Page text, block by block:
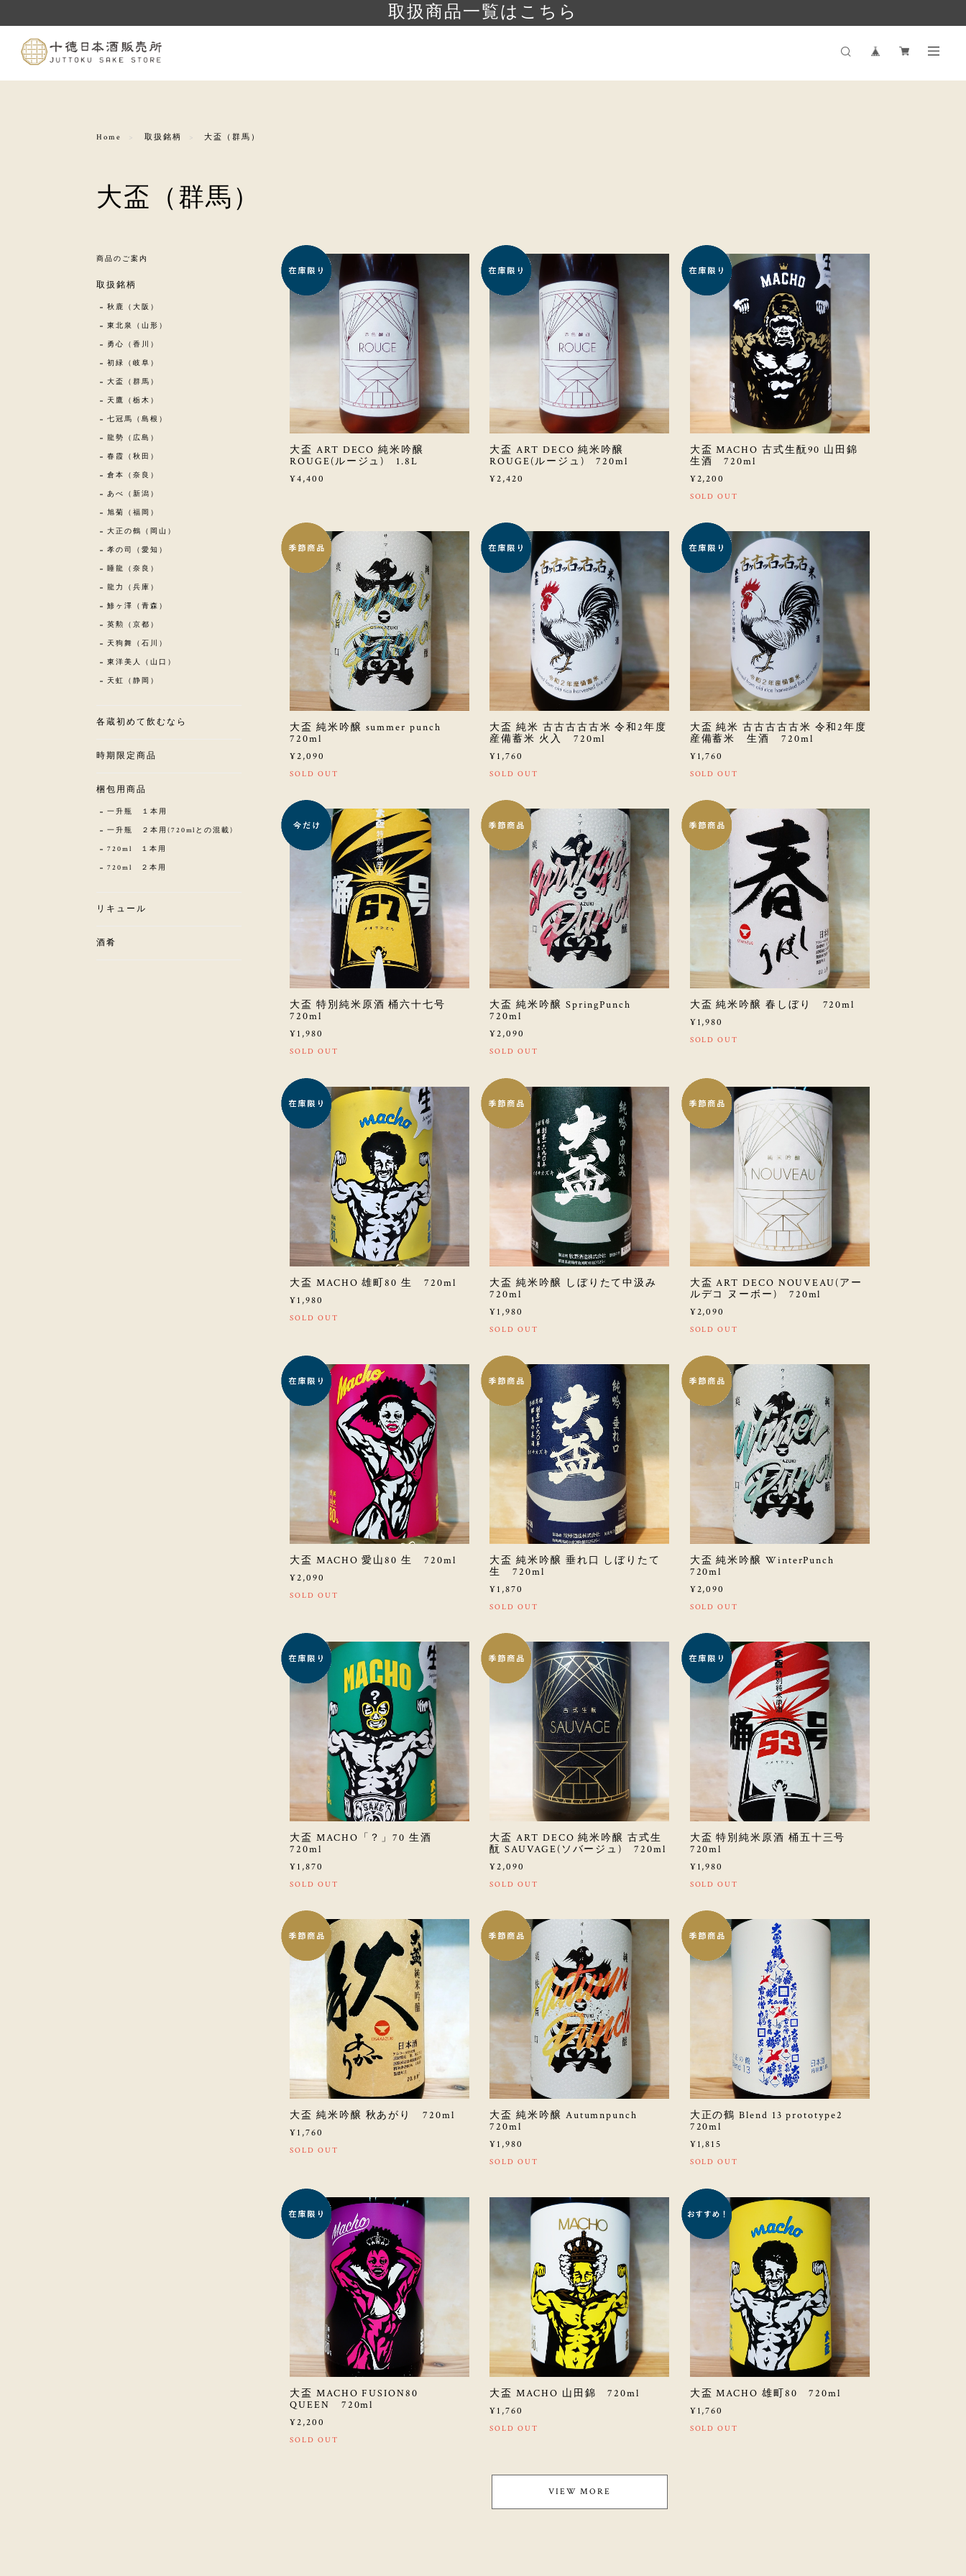
取扱商品一覧はこちら
Home 取扱銘柄 大盃（群馬）
大盃（群馬）
大盃 ART DECO 純米吟醸
ROUGE(ルージュ) 1.8L
¥4,400
大盃 ART DECO 純米吟醸
ROUGE(ルージュ) 720ml
¥2,420
大盃 MACHO 古式生酛90 山田錦
生酒 720ml
¥2,200
SOLD OUT
大盃 純米吟醸 summer punch
720ml
¥2,090
SOLD OUT
大盃 純米 古古古古古米 令和2年度
産備蓄米 火入 720ml
¥1,760
SOLD OUT
大盃 純米 古古古古古米 令和2年度
産備蓄米 生酒 720ml
¥1,760
SOLD OUT
大盃 特別純米原酒 桶六十七号
720ml
¥1,980
SOLD OUT
大盃 純米吟醸 SpringPunch
720ml
¥2,090
SOLD OUT
大盃 純米吟醸 春しぼり 720ml
¥1,980
SOLD OUT
大盃 MACHO 雄町80 生 720ml
¥1,980
SOLD OUT
大盃 純米吟醸 しぼりたて中汲み
720ml
¥1,980
SOLD OUT
大盃 ART DECO NOUVEAU(アー
ルデコ ヌーボー) 720ml
¥2,090
SOLD OUT
大盃 MACHO 愛山80 生 720ml
¥2,090
SOLD OUT
大盃 純米吟醸 垂れ口 しぼりたて
生 720ml
¥1,870
SOLD OUT
大盃 純米吟醸 WinterPunch
720ml
¥2,090
SOLD OUT
大盃 MACHO「？」70 生酒
720ml
¥1,870
SOLD OUT
大盃 ART DECO 純米吟醸 古式生
酛 SAUVAGE(ソバージュ) 720ml
¥2,090
SOLD OUT
大盃 特別純米原酒 桶五十三号
720ml
¥1,980
SOLD OUT
大盃 純米吟醸 秋あがり 720ml
¥1,760
SOLD OUT
大盃 純米吟醸 Autumnpunch
720ml
¥1,980
SOLD OUT
大正の鶴 Blend 13 prototype2
720ml
¥1,815
SOLD OUT
大盃 MACHO FUSION80
QUEEN 720ml
¥2,200
SOLD OUT
大盃 MACHO 山田錦 720ml
¥1,760
SOLD OUT
大盃 MACHO 雄町80 720ml
¥1,760
SOLD OUT
VIEW MORE
商品のご案内
取扱銘柄
秋鹿（大阪）
東北泉（山形）
勇心（香川）
初緑（岐阜）
大盃（群馬）
天鷹（栃木）
七冠馬（島根）
龍勢（広島）
春霞（秋田）
倉本（奈良）
あべ（新潟）
旭菊（福岡）
大正の鶴（岡山）
孝の司（愛知）
睡龍（奈良）
龍力（兵庫）
鯵ヶ澤（青森）
英勲（京都）
天狗舞（石川）
東洋美人（山口）
天虹（静岡）
各蔵初めて飲むなら
時期限定商品
梱包用商品
一升瓶 １本用
一升瓶 ２本用(720mlとの混載)
720ml １本用
720ml ２本用
リキュール
酒肴